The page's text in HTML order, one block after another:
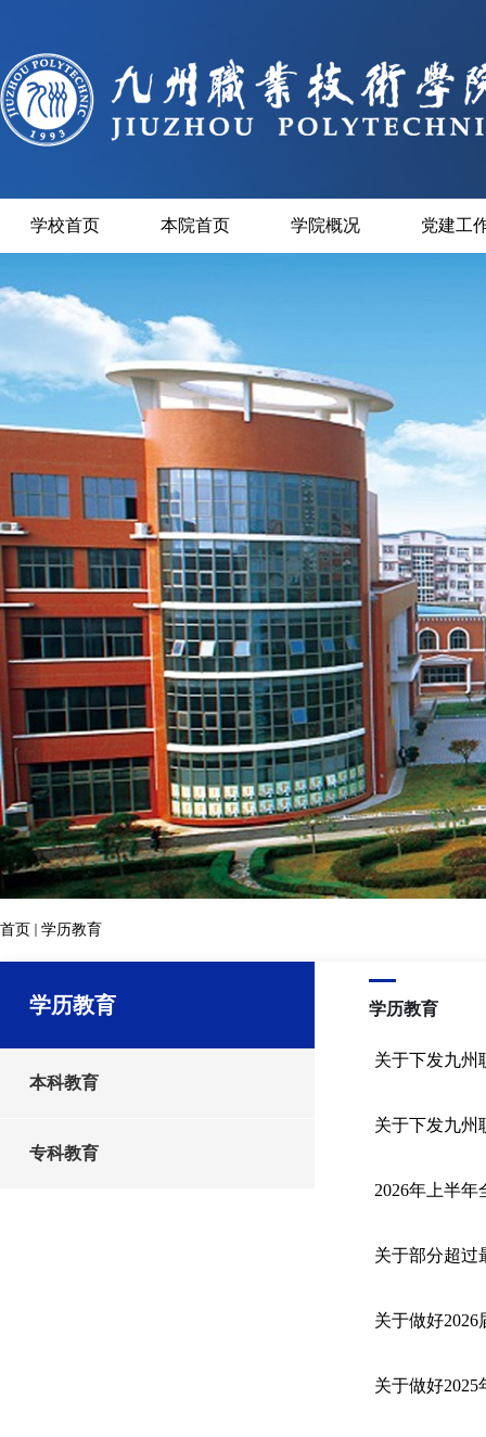
学校首页 本院首页 学院概况 党建工
首页 学历教育
学历教育
本科教育
专科教育
学历教育
关于下发九州
关于下发九州
2026年上半年
关于部分超过
关于做好
关于做好